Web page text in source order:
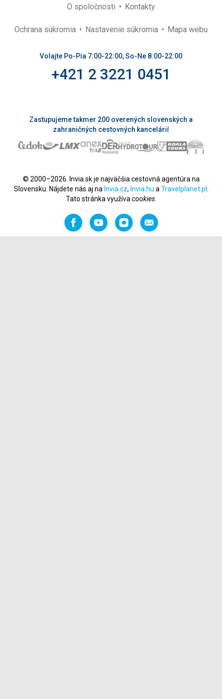
O spoločnosti
Kontakty
Ochrana súkromia Nastavenie súkromia Mapa webu
Volajte Po-Pia 7:00-22:00, So-Ne 8:00-22:00
+421 2 3221 0451
Zastupujeme takmer 200 overených slovenských a
zahraničných cestovných kancelárií
© 2000–2026. Invia.sk je najväčšia cestovná agentúra na
Slovensku. Nájdete nás aj na Invia.cz, Invia.hu a Travelplanet.pl
Tato stránka využíva cookies.
FacebookYouTubeInstagramOdporučiť